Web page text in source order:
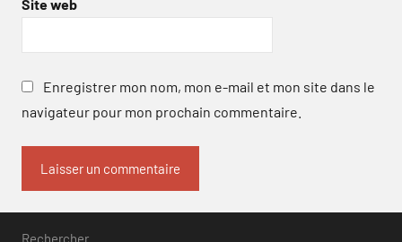
Site web
Enregistrer mon nom, mon e-mail et mon site dans le
navigateur pour mon prochain commentaire.
Rechercher